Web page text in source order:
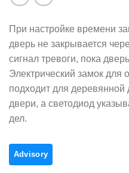
При настройке времени
дверь не закрывается
сигнал тревоги, пока
Электрический замок для
подходит для деревянной
двери, а светодиод
дел.